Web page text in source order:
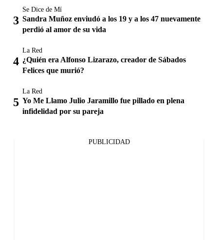
Se Dice de Mí
Sandra Muñoz enviudó a los 19 y a los 47 nuevamente
perdió al amor de su vida
La Red
¿Quién era Alfonso Lizarazo, creador de Sábados
Felices que murió?
La Red
Yo Me Llamo Julio Jaramillo fue pillado en plena
infidelidad por su pareja
PUBLICIDAD